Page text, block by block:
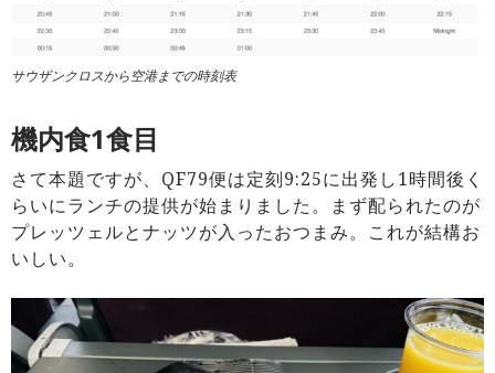
サウザンクロスから空港までの時刻表
機内食1食目
さて本題ですが、QF79便は定刻9:25に出発し1時間後く
らいにランチの提供が始まりました。まず配られたのが
プレッツェルとナッツが入ったおつまみ。これが結構お
いしい。